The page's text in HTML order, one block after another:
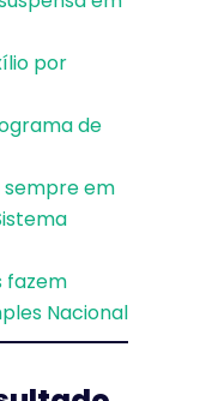
por
de
sempre em
fazem
Nacional